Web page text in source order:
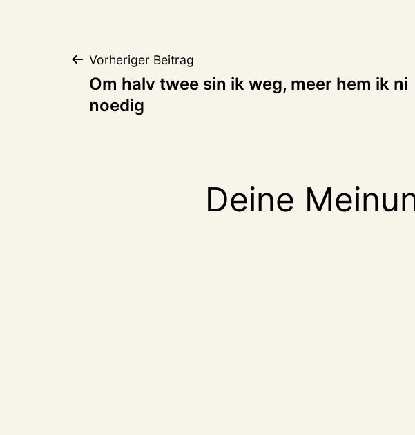
Beitragsnavigation
Vorheriger Beitrag
Om halv twee sin ik weg, meer hem ik ni
noedig
Deine